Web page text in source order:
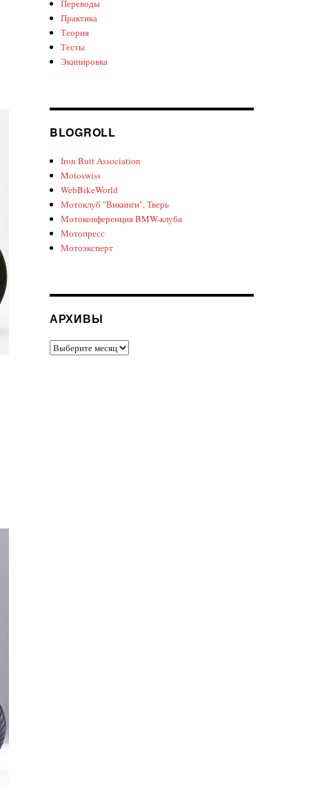
Переводы
Практика
Теория
Тесты
Экипировка
BLOGROLL
Iron Butt Association
Motoswiss
WebBikeWorld
Мотоклуб "Викинги", Тверь
Мотоконференция BMW-клуба
Мотопресс
Мотоэксперт
АРХИВЫ
Архивы